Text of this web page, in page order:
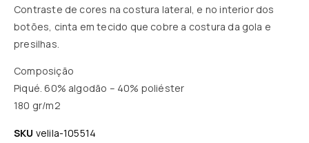
Contraste de cores na costura lateral, e no interior dos
botões, cinta em tecido que cobre a costura da gola e
presilhas.
Composição
Piqué. 60% algodão – 40% poliéster
180 gr/m2
SKU velila-105514